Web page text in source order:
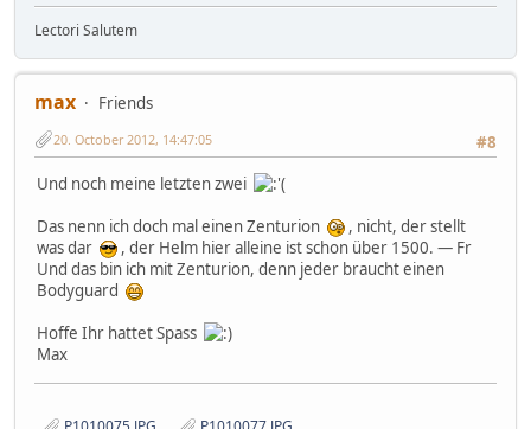
Lectori Salutem
max
Friends
#8
20. October 2012, 14:47:05
Und noch meine letzten zwei
Das nenn ich doch mal einen Zenturion
, nicht, der stellt
was dar
, der Helm hier alleine ist schon über 1500. — Fr
Und das bin ich mit Zenturion, denn jeder braucht einen
Bodyguard
Hoffe Ihr hattet Spass
Max